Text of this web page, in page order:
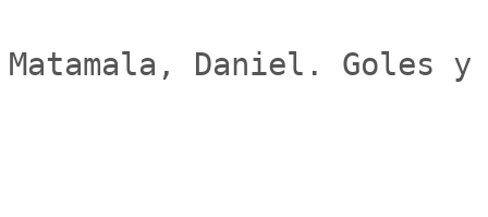
Matamala, Daniel. Goles